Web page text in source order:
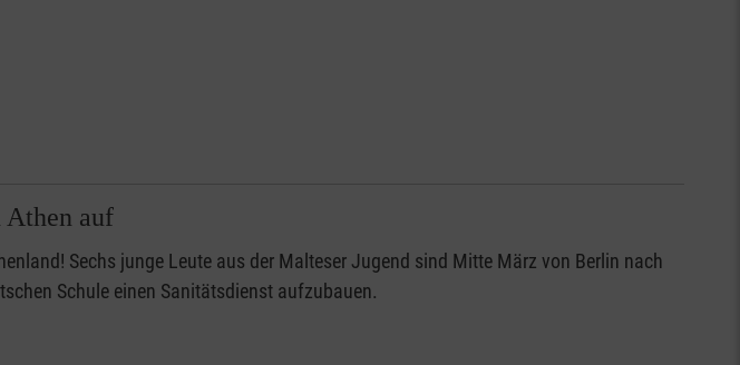
Athen auf
Sechs junge Leute aus der Malteser Jugend sind Mitte März von Berlin nach
Schule einen Sanitätsdienst aufzubauen.